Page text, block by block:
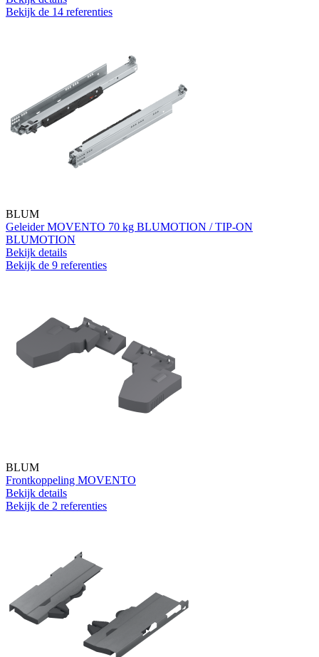
Bekijk de 14 referenties
BLUM
Geleider MOVENTO 70 kg BLUMOTION / TIP-ON
BLUMOTION
Bekijk details
Bekijk de 9 referenties
BLUM
Frontkoppeling MOVENTO
Bekijk details
Bekijk de 2 referenties